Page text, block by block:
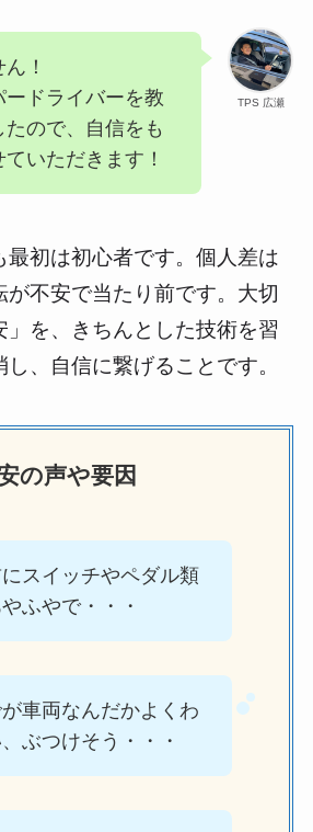
TPS 広瀬
！
ードライバーを教
ので、自信をも
いただきます！
最初は初心者です。個人差は
が不安で当たり前です。大切
」を、きちんとした技術を習
、自信に繋げることです。
の声や要因
スイッチやペダル類
ふやで・・・
車両なんだかよくわ
ぶつけそう・・・